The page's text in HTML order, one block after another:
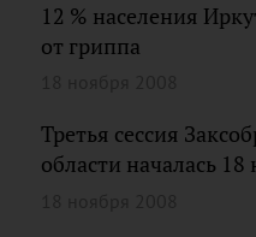
12 % населения
от гриппа
Третья сессия
области началась 18